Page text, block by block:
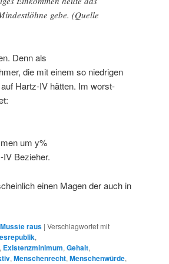
gebe. (Quelle
Denn als
die mit einem so niedrigen
Hartz-IV hätten. Im worst-
um y%
Bezieher.
einen Magen der auch in
Musste raus | Verschlagwortet mit
,
, Existenzminimum, Gehalt,
, Menschenrecht, Menschenwürde,